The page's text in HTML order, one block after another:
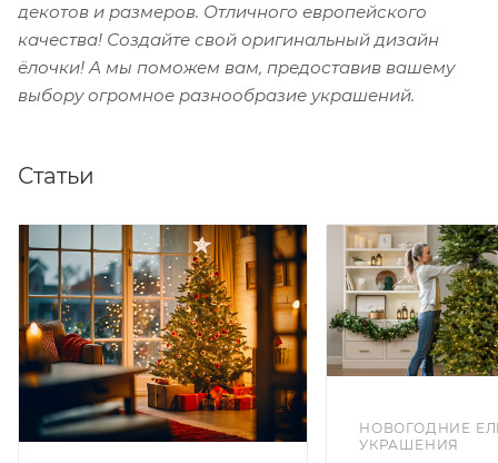
декотов и размеров. Отличного европейского
качества! Создайте свой оригинальный дизайн
ёлочки! А мы поможем вам, предоставив вашему
выбору огромное разнообразие украшений.
Статьи
НОВОГОДНИЕ
УКРАШЕНИЯ